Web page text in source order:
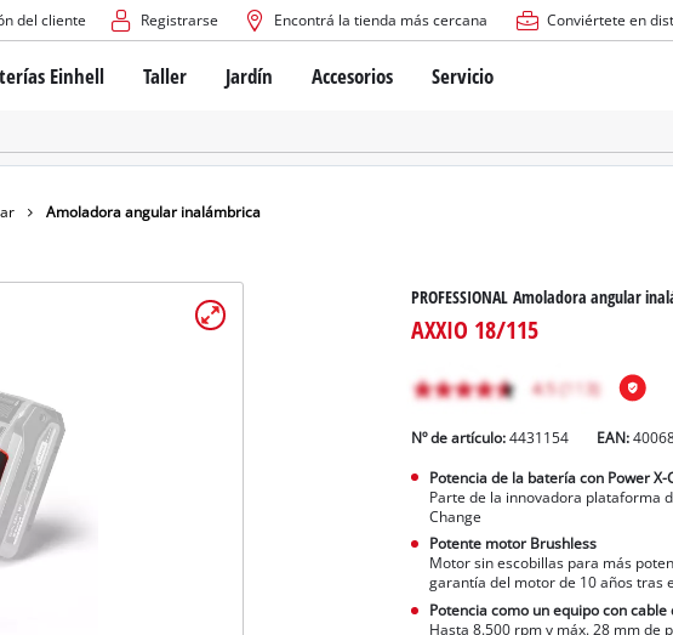
del cliente Registrarse Encontrá la tienda más cercana Conviértete en
Einhell
Power X-Change
PROFESSIONAL
PROFESSIONAL
PROFESSIONAL
Power X-Change
Taller
Atornilladores inalámbricos
Taladros de columna
Routers para madera
Jardín
Cortadoras de césped a batería
Cortadoras de césped manuales
Bombas sumergibles para aguas sucias
Bombas sumergibles para agua limpia
Bombas de profundidad para pozos
Accesorios Servicio
Amoladora angular inalámbrica
PROFESSIONAL Amoladora angular
AXXIO 18/115
Nº de artículo: 4431154 EAN:
Potencia de la batería con Power X-
Parte de la innovadora plataforma
Change
Potente motor Brushless
Motor sin escobillas para más
garantía del motor de 10 años tras
Potencia como un equipo con cable
Hasta 8.500 rpm y máx. 28 mm de